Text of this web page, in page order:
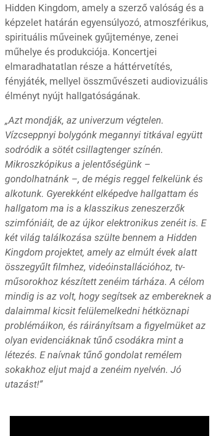
Hidden Kingdom, amely a szerző valóság és a
képzelet határán egyensúlyozó, atmoszférikus,
spirituális műveinek gyűjteménye, zenei
műhelye és produkciója. Koncertjei
elmaradhatatlan része a háttérvetítés,
fényjáték, mellyel összművészeti audiovizuális
élményt nyújt hallgatóságának.
„Azt mondják, az univerzum végtelen.
Vízcseppnyi bolygónk megannyi titkával együtt
sodródik a sötét csillagtenger színén.
Mikroszkópikus a jelentőségünk –
gondolhatnánk –, de mégis reggel felkelünk és
alkotunk. Gyerekként elképedve hallgattam és
hallgatom ma is a klasszikus zeneszerzők
szimfóniáit, de az újkor elektronikus zenéit is. E
két világ találkozása szülte bennem a Hidden
Kingdom projektet, amely az elmúlt évek alatt
összegyűlt filmhez, videóinstallációhoz, tv-
műsorokhoz készített zenéim tárháza. A célom
mindig is az volt, hogy segítsek az embereknek a
dalaimmal kicsit felülemelkedni hétköznapi
problémáikon, és ráirányítsam a figyelmüket az
olyan evidenciáknak tűnő csodákra mint a
létezés. E naívnak tűnő gondolat remélem
sokakhoz eljut majd a zenéim nyelvén. Jó
utazást!”